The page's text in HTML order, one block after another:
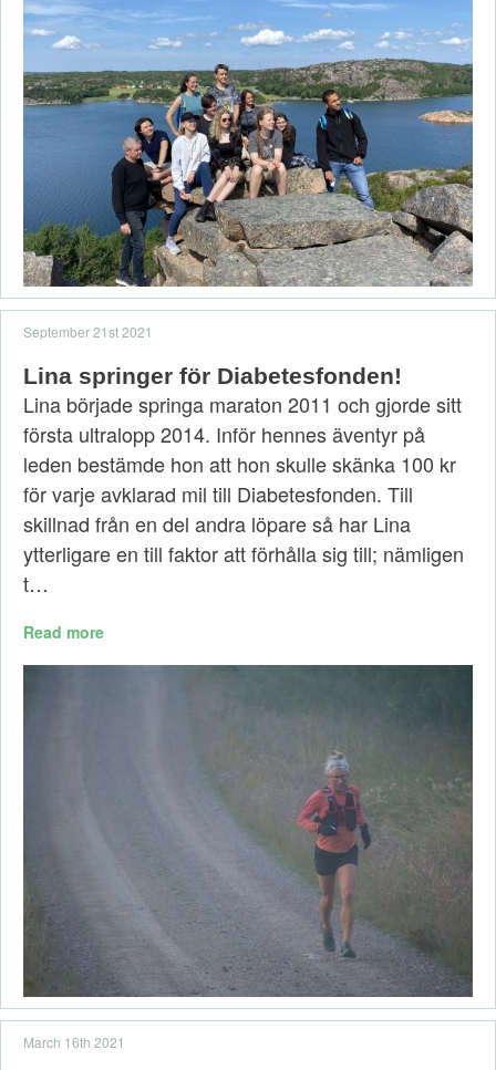
September 21st 2021
Lina springer för Diabetesfonden!
Lina började springa maraton 2011 och gjorde sitt
första ultralopp 2014. Inför hennes äventyr på
leden bestämde hon att hon skulle skänka 100 kr
för varje avklarad mil till Diabetesfonden. Till
skillnad från en del andra löpare så har Lina
ytterligare en till faktor att förhålla sig till; nämligen
t…
Read more
March 16th 2021